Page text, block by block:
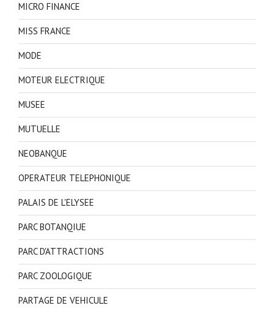
MICRO FINANCE
MISS FRANCE
MODE
MOTEUR ELECTRIQUE
MUSEE
MUTUELLE
NEOBANQUE
OPERATEUR TELEPHONIQUE
PALAIS DE L'ELYSEE
PARC BOTANQIUE
PARC D'ATTRACTIONS
PARC ZOOLOGIQUE
PARTAGE DE VEHICULE